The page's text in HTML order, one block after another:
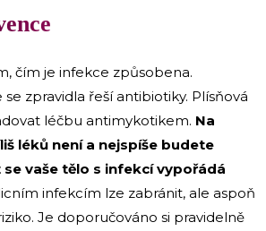
čím je infekce způsobena.
zpravidla řeší antibiotiky. Plísňová
léčbu antimykotikem. Na
léků není a nejspíše budete
vaše tělo s infekcí vypořádá
infekcím lze zabránit, ale aspoň
Je doporučováno si pravidelně